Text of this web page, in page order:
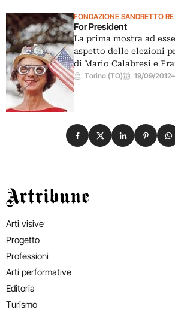
FONDAZIONE SANDRETTO
For President
La prima mostra ad
aspetto delle elezioni
di Mario Calabresi e
Torino (TO) 19/09/2012–
Condividi su Facebook
Condividi su X
Condividi su
Artribune
Arti visive
Progetto
Professioni
Arti performative
Editoria
Turismo